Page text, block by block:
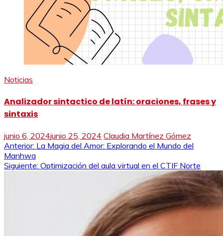
Noticias
Analizador sintactico de latín: oraciones, frases y
sintaxis
junio 6, 2024junio 25, 2024 Claudia Martínez Gómez
Navegación
de
Anterior: La Magia del Amor: Explorando el Mundo del
Manhwa
Siguiente: Optimización del aula virtual en el CTIF Norte